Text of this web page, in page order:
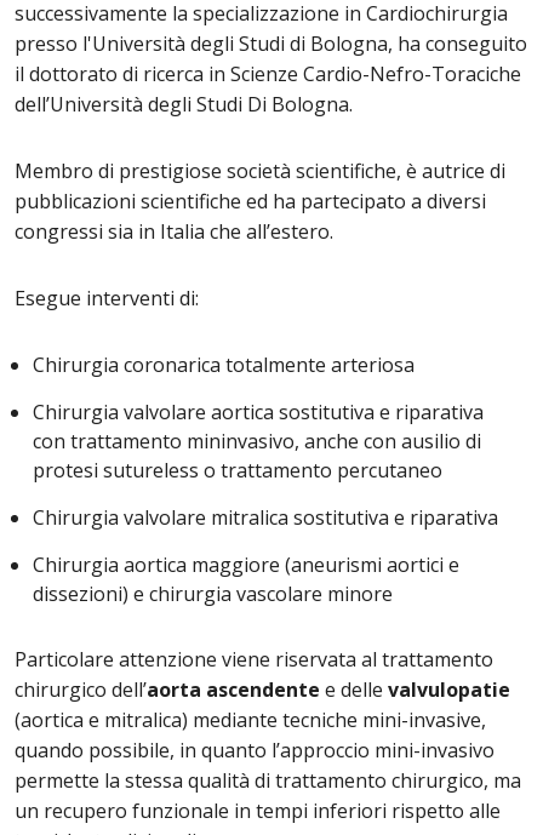
successivamente la specializzazione in Cardiochirurgia
presso l'Università degli Studi di Bologna, ha conseguito
il dottorato di ricerca in Scienze Cardio-Nefro-Toraciche
dell’Università degli Studi Di Bologna.
Membro di prestigiose società scientifiche, è autrice di
pubblicazioni scientifiche ed ha partecipato a diversi
congressi sia in Italia che all’estero.
Esegue interventi di:
Chirurgia coronarica totalmente arteriosa
Chirurgia valvolare aortica sostitutiva e riparativa
con trattamento mininvasivo, anche con ausilio di
protesi sutureless o trattamento percutaneo
Chirurgia valvolare mitralica sostitutiva e riparativa
Chirurgia aortica maggiore (aneurismi aortici e
dissezioni) e chirurgia vascolare minore
Particolare attenzione viene riservata al trattamento
chirurgico dell’aorta ascendente e delle valvulopatie
(aortica e mitralica) mediante tecniche mini-invasive,
quando possibile, in quanto l’approccio mini-invasivo
permette la stessa qualità di trattamento chirurgico, ma
un recupero funzionale in tempi inferiori rispetto alle